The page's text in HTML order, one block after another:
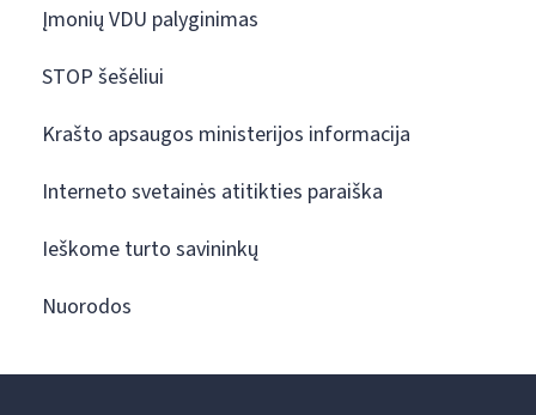
Įmonių VDU palyginimas
STOP šešėliui
Krašto apsaugos ministerijos informacija
Interneto svetainės atitikties paraiška
Ieškome turto savininkų
Nuorodos